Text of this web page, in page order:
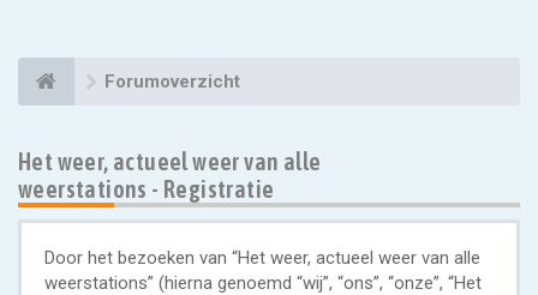
Forumoverzicht
Het weer, actueel weer van alle
weerstations - Registratie
Door het bezoeken van “Het weer, actueel weer van alle
weerstations” (hierna genoemd “wij”, “ons”, “onze”, “Het